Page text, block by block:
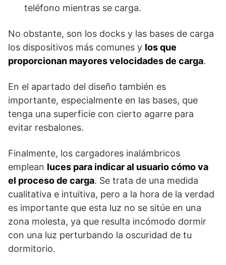
teléfono mientras se carga.
No obstante, son los docks y las bases de carga
los dispositivos más comunes y los que
proporcionan mayores velocidades de carga.
En el apartado del diseño también es
importante, especialmente en las bases, que
tenga una superficie con cierto agarre para
evitar resbalones.
Finalmente, los cargadores inalámbricos
emplean luces para indicar al usuario cómo va
el proceso de carga. Se trata de una medida
cualitativa e intuitiva, pero a la hora de la verdad
es importante que esta luz no se sitúe en una
zona molesta, ya que resulta incómodo dormir
con una luz perturbando la oscuridad de tu
dormitorio.